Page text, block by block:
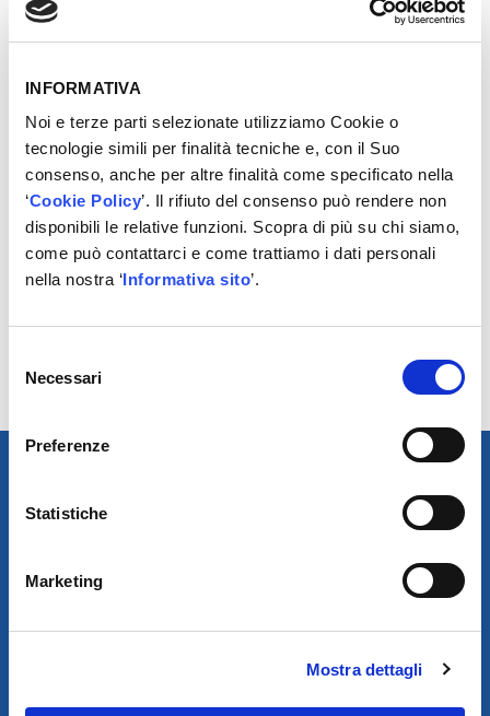
INFORMATIVA
Noi e terze parti selezionate utilizziamo Cookie o
tecnologie simili per finalità tecniche e, con il Suo
consenso, anche per altre finalità come specificato nella
‘Cookie Policy’. Il rifiuto del consenso può rendere non
disponibili le relative funzioni. Scopra di più su chi siamo,
come può contattarci e come trattiamo i dati personali
nella nostra ‘Informativa sito’.
delNecessari
Preferenze
Statistiche
Marketing
Mostra dettagli
soddisfare elevati requisiti di produzione, in termini di
precisione e alta qualità. Con un vasto assortimento di
componenti sterzo e sospensione essenziali per la
sicurezza – dai giunti assiali ai bracci sospensione, dai
giunti sferici ai tiranti – febi contribuisce fattivamente
alla sicurezza sulla strada.
I componenti febi per sterzo e sospensione sono
sinonimo di precisione e adattabilità.
offrono ricambi di qualità pari o superiore all’OE, per
tutti i tipi di manutenzione.
SCARICA IL PROGRAMMA